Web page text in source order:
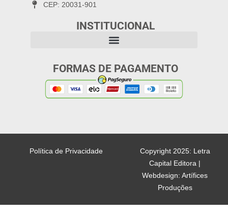
CEP: 20031-901
INSTITUCIONAL
FORMAS DE PAGAMENTO
Copyright 2025: Letra
Capital Editora |
Webdesign: Artífices
Produções
Política de Privacidade